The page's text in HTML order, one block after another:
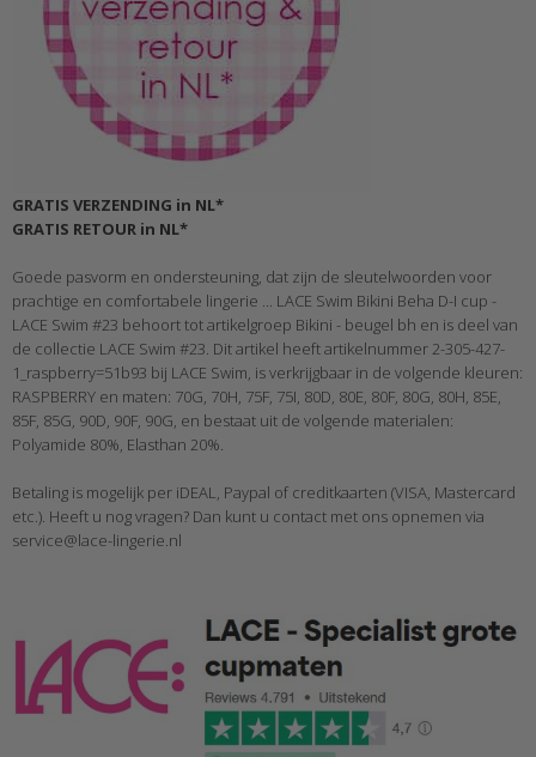
GRATIS VERZENDING in NL*
GRATIS RETOUR in NL*
Goede pasvorm en ondersteuning, dat zijn de sleutelwoorden voor
prachtige en comfortabele lingerie ... LACE Swim Bikini Beha D-I cup -
LACE Swim #23 behoort tot artikelgroep Bikini - beugel bh en is deel van
de collectie LACE Swim #23. Dit artikel heeft artikelnummer 2-305-427-
1_raspberry=51b93 bij LACE Swim, is verkrijgbaar in de volgende kleuren:
RASPBERRY en maten: 70G, 70H, 75F, 75I, 80D, 80E, 80F, 80G, 80H, 85E,
85F, 85G, 90D, 90F, 90G, en bestaat uit de volgende materialen:
Polyamide 80%, Elasthan 20%.
Betaling is mogelijk per iDEAL, Paypal of creditkaarten (VISA, Mastercard
etc.). Heeft u nog vragen? Dan kunt u contact met ons opnemen via
service@lace-lingerie.nl